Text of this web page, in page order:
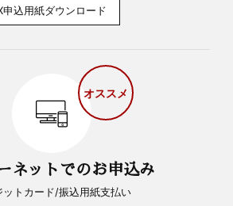
申込用紙ダウンロード
オススメ
ネットでのお申込み
ットカード/振込用紙支払い